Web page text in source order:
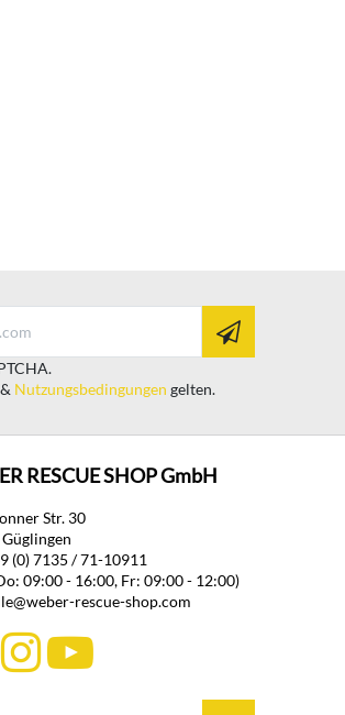
Nutzungsbedingungen gelten.
RESCUE SHOP GmbH
Str. 30
(0) 7135 / 71-10911
09:00 - 16:00, Fr: 09:00 - 12:00)
rescue-shop.com